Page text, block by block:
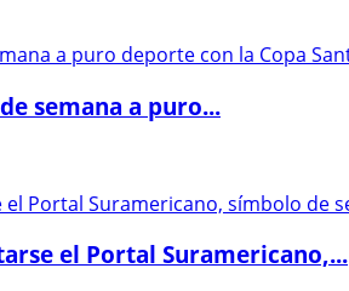
semana a puro...
el Portal Suramericano,...